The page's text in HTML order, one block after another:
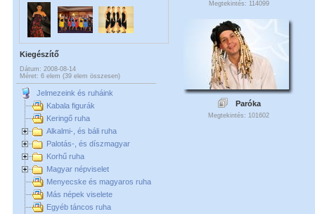
Kiegészítő
Dátum: 2008-08-14
Méret: 6 elem (39 elem összesen)
Jelmezeink és ruháink
Kabala figurák
Keringő ruha
Alkalmi-, és báli ruha
Palotás-, és díszmagyar
Korhű ruha
Magyar népviselet
Menyecske és magyaros ruha
Más népek viselete
Egyéb táncos ruha
Megtekintés: 114099
Paróka
Megtekintés: 101602